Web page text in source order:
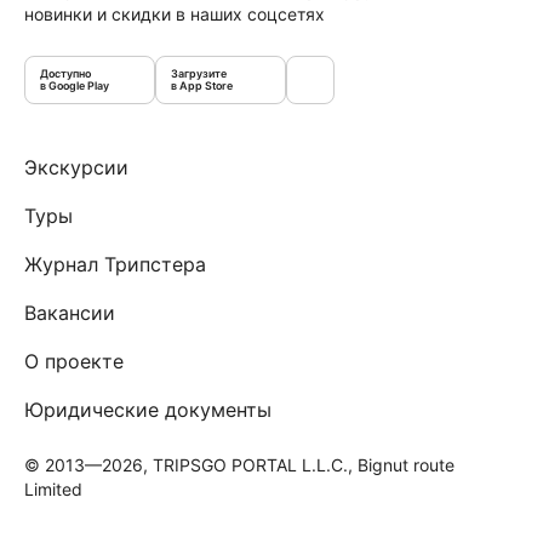
новинки и скидки в наших соцсетях
Доступно
в Google Play
Загрузите
в App Store
Экскурсии
Туры
Журнал Трипстера
Вакансии
О проекте
Юридические документы
© 2013—2026, TRIPSGO PORTAL L.L.C., Bignut route
Limited